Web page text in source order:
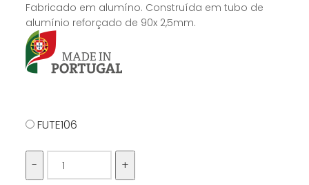
Fabricado em alumíno. Construída em tubo de
alumínio reforçado de 90x 2,5mm.
FUTE106